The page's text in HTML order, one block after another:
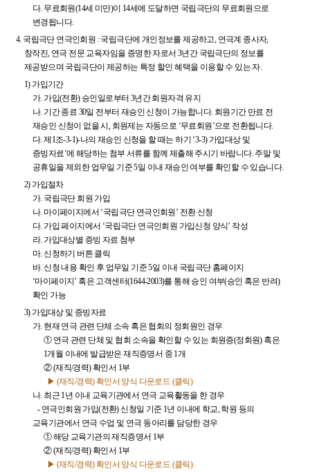
다. 무료회원(14세 미만)이 14세에 도달하면 국립극단의 무료회원으로
변경됩니다.
4. 국립극단 연극인회원 : 국립극단에 개인정보를 제공하고, 연극계 종사자,
창작진, 연극 전문 교육자임을 증명한 자로서 3년간 국립극단의 정보를
제공받으며 국립극단이 제공하는 특정 할인 혜택을 이용할 수 있는 자.
1) 가입기간
가. 가입(전환) 승인일로부터 3년간 회원자격 유지
나. 기간 종료 30일 전부터 재승인 신청이 가능합니다. 회원기간 만료 전
재승인 신청이 없을 시, 회원제는 자동으로 ‘무료회원’으로 전환됩니다.
다. 제1조-3-1)-나의 재승인 신청을 할 때는 하기 ‘3-3) 가입대상 및
증빙자료’에 해당하는 첨부 서류를 함께 제출해 주시기 바랍니다. 주말 및
공휴일을 제외한 업무일 기준 5일 이내 재승인 여부를 확인할 수 있습니다.
2) 가입절차
가. 국립극단 회원 가입
나. 마이페이지에서 ‘국립극단 연극인회원’ 전환 신청
다. 가입 페이지에서 ‘국립극단 연극인회원 가입신청 양식’ 작성
라. 가입대상별 증빙 자료 첨부
마. 신청하기 버튼 클릭
바. 신청 내용 확인 후 업무일 기준 5일 이내 국립극단 홈페이지
‘마이페이지’ 혹은 고객센터(1644-2003)를 통해 승인 여부(승인 혹은 반려)
확인 가능
3) 가입대상 및 증빙자료
가. 현재 연극 관련 단체 소속 혹은 협회의 정회원인 경우
① 연극 관련 단체 및 협회 소속을 확인할 수 있는 회원증(정회원) 혹은
1개월 이내에 발급받은 재직증명서 중 1개
②(재직/경력) 확인서 1부
▶ (재직/경력) 확인서 양식 다운로드 (클릭)
나. 최근 1년 이내 교육기관에서 연극 교육활동을 한 경우
- 연극인회원 가입(전환) 신청일 기준 1년 이내에 학교, 학원 등의
교육기관에서 연극 수업 및 연극 동아리를 담당한 경우
①해당 교육기관의 재직증명서 1부
②(재직/경력) 확인서 1부
▶ (재직/경력) 확인서 양식 다운로드 (클릭)